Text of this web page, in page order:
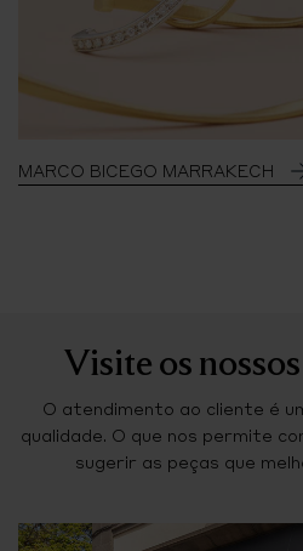
MARCO BICEGO MARRAKECH
Visite os
O atendimento ao cliente é
qualidade. O que nos permite
sugerir as peças que